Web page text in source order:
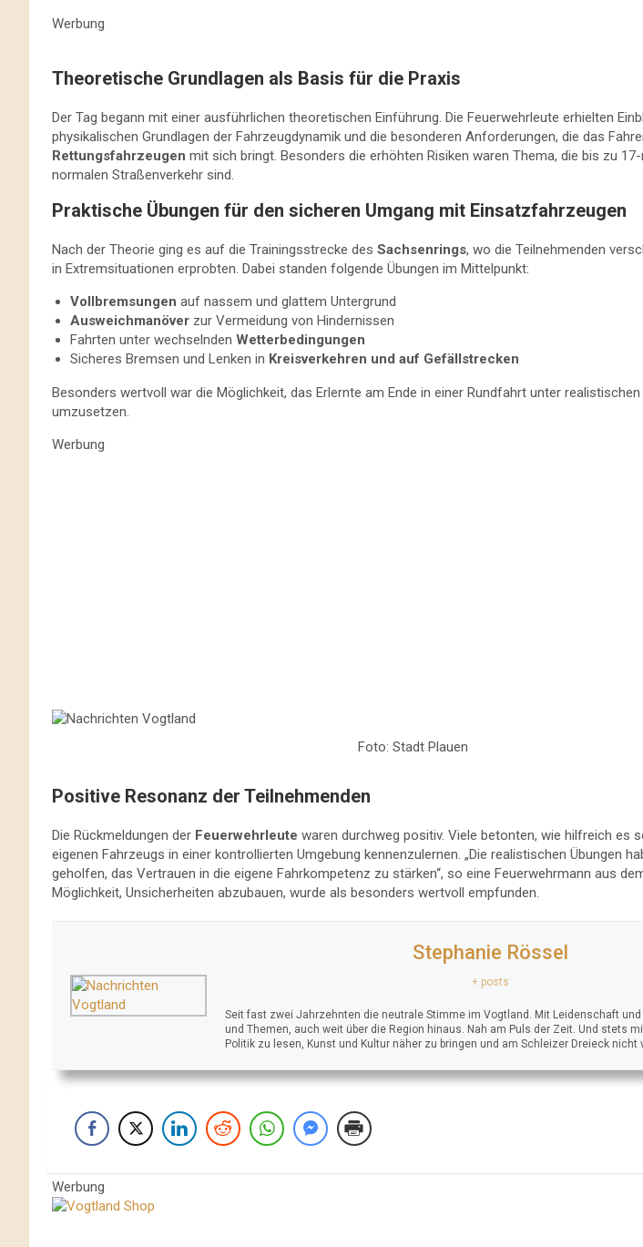
Werbung
Theoretische Grundlagen als Basis für die Praxis
Der Tag begann mit einer ausführlichen theoretischen Einführung. Die Feuerwehrleute erhielten
physikalischen Grundlagen der Fahrzeugdynamik und die besonderen Anforderungen, die das
Rettungsfahrzeugen mit sich bringt. Besonders die erhöhten Risiken waren Thema, die bis zu
normalen Straßenverkehr sind.
Praktische Übungen für den sicheren Umgang mit Einsatzfahrzeugen
Nach der Theorie ging es auf die Trainingsstrecke des Sachsenrings, wo die Teilnehmenden
in Extremsituationen erprobten. Dabei standen folgende Übungen im Mittelpunkt:
Vollbremsungen auf nassem und glattem Untergrund
Ausweichmanöver zur Vermeidung von Hindernissen
Fahrten unter wechselnden Wetterbedingungen
Sicheres Bremsen und Lenken in Kreisverkehren und auf Gefällstrecken
Besonders wertvoll war die Möglichkeit, das Erlernte am Ende in einer Rundfahrt unter realistischen
umzusetzen.
Werbung
Foto: Stadt Plauen
Positive Resonanz der Teilnehmenden
Die Rückmeldungen der Feuerwehrleute waren durchweg positiv. Viele betonten, wie hilfreich es
eigenen Fahrzeugs in einer kontrollierten Umgebung kennenzulernen. „Die realistischen Übungen
geholfen, das Vertrauen in die eigene Fahrkompetenz zu stärken“, so eine Feuerwehrmann aus
Möglichkeit, Unsicherheiten abzubauen, wurde als besonders wertvoll empfunden.
Stephanie Rössel
+ posts
Seit fast zwei Jahrzehnten die neutrale Stimme im Vogtland. Mit Leidenschaft
und Themen, auch weit über die Region hinaus. Nah am Puls der Zeit. Und stets
Politik zu lesen, Kunst und Kultur näher zu bringen und am Schleizer Dreieck nicht
Werbung